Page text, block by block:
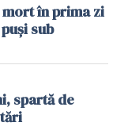
mort în prima zi
sub
spartă de